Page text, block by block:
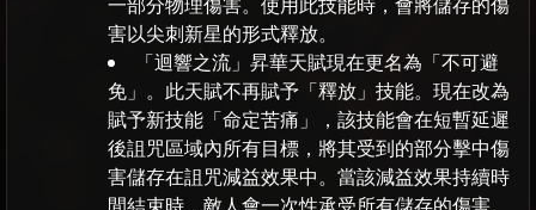
害以尖刺新星的形式釋放。
「迴響之流」昇華天賦現在更名為「不可避
免」。此天賦不再賦予「釋放」技能。現在改為
賦予新技能「命定苦痛」，該技能會在短暫延遲
後詛咒區域內所有目標，將其受到的部分擊中傷
害儲存在詛咒減益效果中。當該減益效果持續時